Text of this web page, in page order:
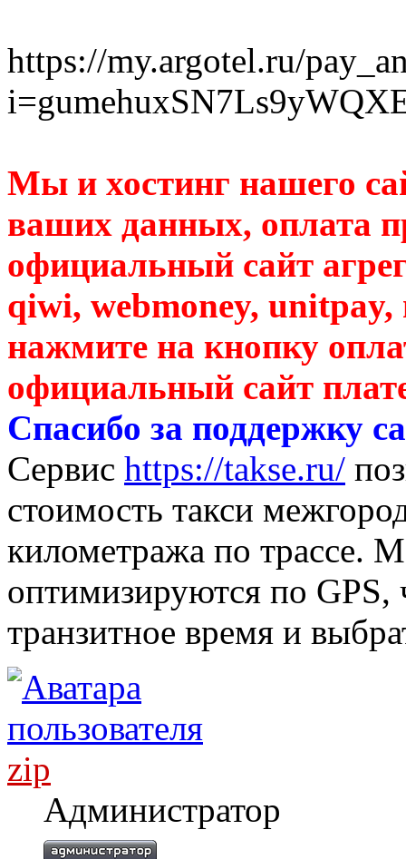
https://my.argotel.ru/
Мы и хостинг нашего
ваших данных, оплата
официальный сайт
qiwi, webmoney, unitpay,
нажмите на кнопку
официальный сайт
Спасибо за поддержку
Сервис https://takse.ru/
стоимость такси
километража по трассе.
оптимизируются по GPS,
транзитное время и
zip
Администратор